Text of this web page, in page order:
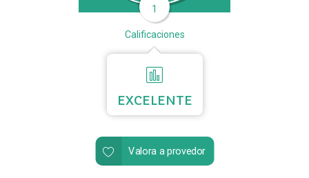
1
Calificaciones
EXCELENTE
Valora a provedor